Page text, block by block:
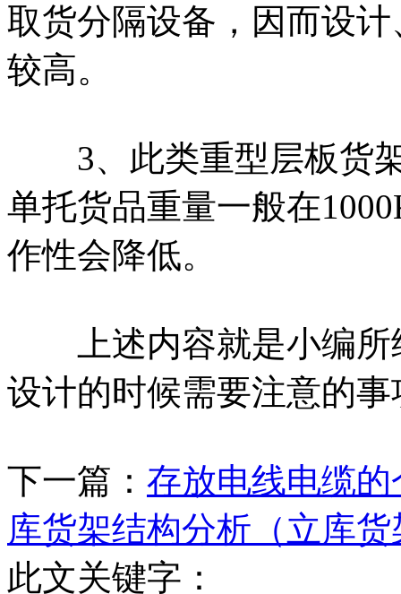
取货分隔设备，因而设
较高。
3、此类重型层板货架
单托货品重量一般在
作性会降低。
上述内容就是小编所
设计的时候需要注意的
下一篇： 存放电线电缆
库货架结构分析（立库
此文关键字：